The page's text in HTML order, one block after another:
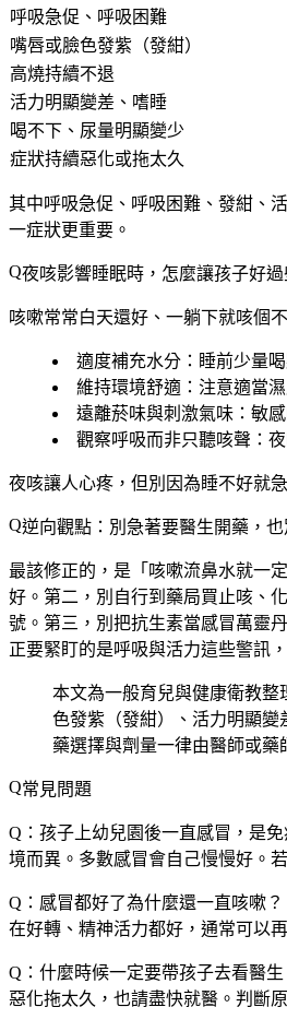
呼吸急促、呼吸困難
嘴唇或臉色發紫（發紺）
高燒持續不退
活力明顯變差、嗜睡
喝不下、尿量明顯變少
症狀持續惡化或拖太久
其中呼吸急促、呼吸困難、發紺、
一症狀更重要。
夜咳影響睡眠時，怎麼讓孩子好過
咳嗽常常白天還好、一躺下就咳個
適度補充水分 ：睡前少量
維持環境舒適 ：注意適當
遠離菸味與刺激氣味 ：敏
觀察呼吸而非只聽咳聲 ：
夜咳讓人心疼，但別因為睡不好就
逆向觀點：別急著要醫生開藥，
最該修正的，是「咳嗽流鼻水就一
好。第二， 別自行到藥局買止咳、
號。第三， 別把抗生素當感冒萬靈丹
正要緊盯的是呼吸與活力這些警訊
本文為一般育兒與健康衛教
色發紫（發紺）、活力明顯
藥選擇與劑量一律由醫師或
常見問題
Q：孩子上幼兒園後一直感冒，是免
境而異。多數感冒會自己慢慢好。
Q：感冒都好了為什麼還一直咳嗽？
在好轉、精神活力都好，通常可以
Q：什麼時候一定要帶孩子去看醫生
惡化拖太久，也請盡快就醫。判斷